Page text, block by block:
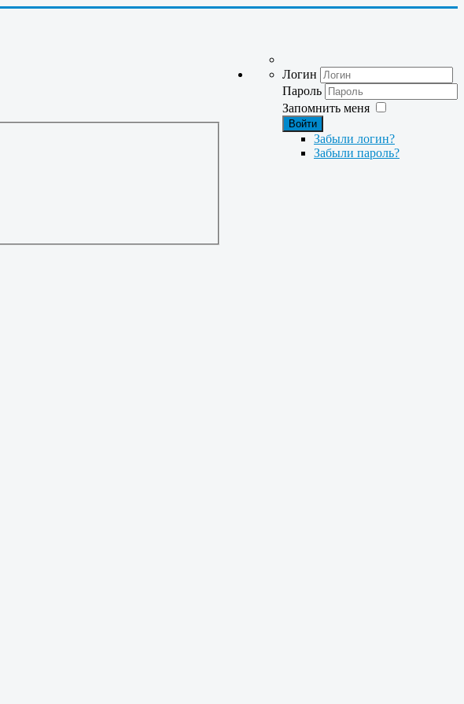
Логин
Пароль
Запомнить меня
Войти
Забыли логин?
Забыли пароль?